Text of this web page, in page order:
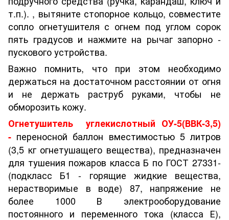
т.п.). , вытяните стопорное кольцо, совместите
сопло огнетушителя с огнем под углом сорок
пять градусов и нажмите на рычаг запорно -
пускового устройства.
Важно помнить, что при этом необходимо
держаться на достаточном расстоянии от огня
и не держать раструб руками, чтобы не
обморозить кожу.
Огнетушитель углекислотный ОУ-5(ВВК-3,5)
- переносной баллон вместимостью 5 литров
(3,5 кг огнетушащего вещества), предназначен
для тушения пожаров класса Б по ГОСТ 27331-
(подкласс Б1 - горящие жидкие вещества,
нерастворимые в воде) 87, напряжение не
более 1000 В электрооборудование
постоянного и переменного тока (класса Е),